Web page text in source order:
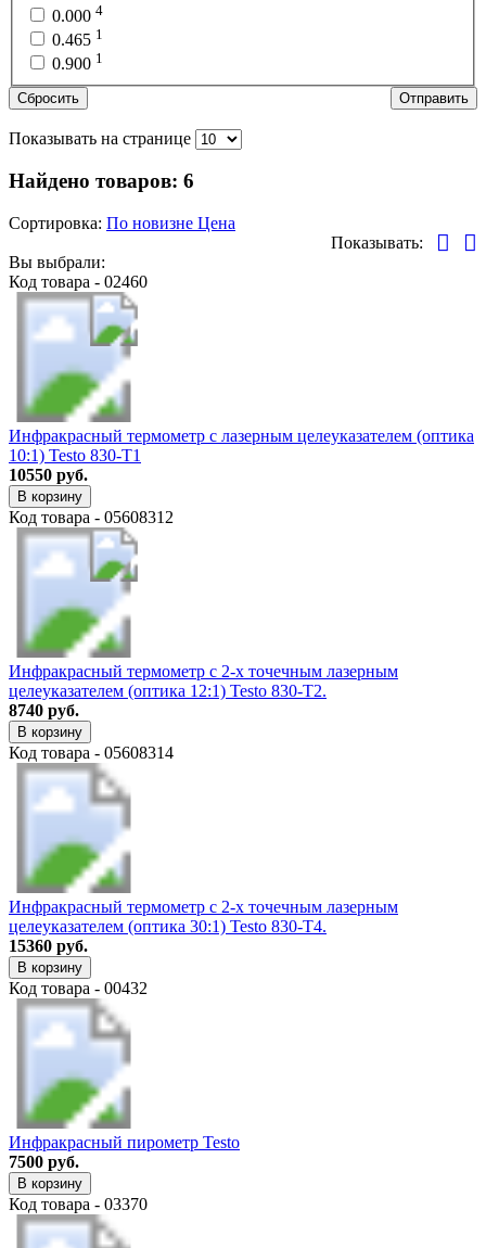
0.000 4
0.465 1
0.900 1
Сбросить Отправить
Показывать на странице
Найдено товаров: 6
Сортировка: По новизне Цена
Показывать:
Вы выбрали:
Код товара - 02460
Инфракрасный термометр с лазерным целеуказателем (оптика
10:1) Testo 830-T1
10550 руб.
В корзину
Код товара - 05608312
Инфракрасный термометр с 2-х точечным лазерным
целеуказателем (оптика 12:1) Testo 830-T2.
8740 руб.
В корзину
Код товара - 05608314
Инфракрасный термометр с 2-х точечным лазерным
целеуказателем (оптика 30:1) Testo 830-T4.
15360 руб.
В корзину
Код товара - 00432
Инфракрасный пирометр Testo
7500 руб.
В корзину
Код товара - 03370